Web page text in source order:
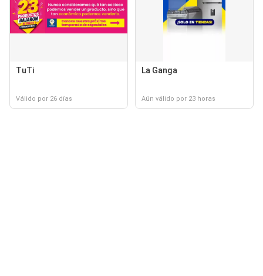
TuTi
Válido por 26 días
La Ganga
Aún válido por 23 horas